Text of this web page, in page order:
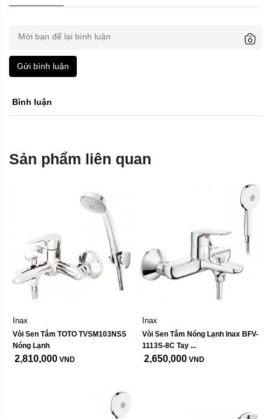
Gửi bình luận
Bình luận
Sản phẩm liên quan
Inax
Vòi Sen Tắm TOTO TVSM103NSS
Nóng Lạnh
2,810,000 VND
Inax
Vòi Sen Tắm Nóng Lạnh Inax BFV-
1113S-8C Tay ...
2,650,000 VND